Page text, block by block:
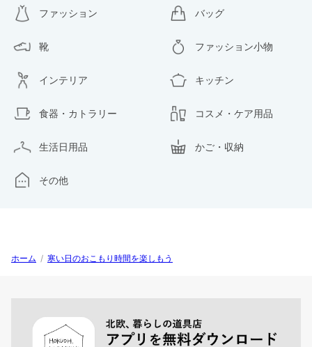
ファッション バッグ
靴 ファッション小物
インテリア キッチン
食器・カトラリー コスメ・ケア用品
生活日用品 かご・収納
その他
ホーム / 寒い日のおこもり時間を楽しもう